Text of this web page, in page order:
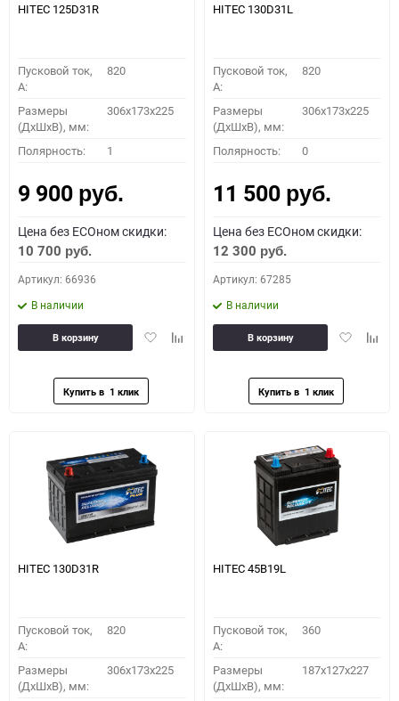
HITEC 125D31R
Пусковой ток,
A:
820
Размеры
(ДхШхВ), мм:
306x173x225
Полярность: 1
9 900 руб.
Цена без ECOном скидки:
10 700 руб.
Артикул: 66936
В наличии
ДобавитьДобавить
В корзину
HITEC 130D31L
Пусковой ток,
A:
820
Размеры
(ДхШхВ), мм:
306x173x225
Полярность: 0
11 500 руб.
Цена без ECOном скидки:
12 300 руб.
Артикул: 67285
В наличии
Добавить
В корзину
HITEC 130D31R
Пусковой ток,
A:
820
Размеры
(ДхШхВ), мм:
306x173x225
HITEC 45B19L
Пусковой ток,
A:
360
Размеры
(ДхШхВ), мм:
187x127x227